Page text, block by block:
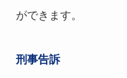
ができます。
刑事告訴